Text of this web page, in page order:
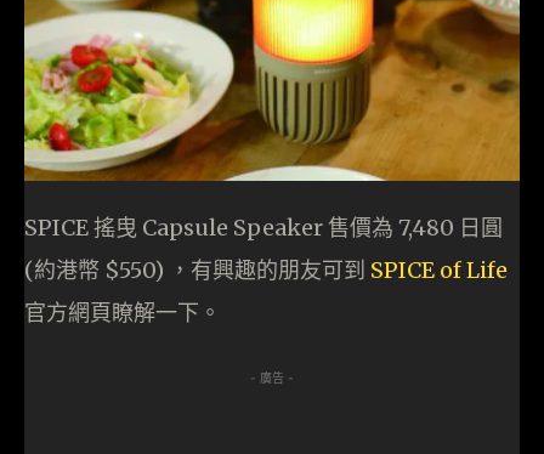
SPICE 搖曳 Capsule Speaker 售價為 7,480 日圓
(約港幣 $550) ，有興趣的朋友可到 SPICE of Life
官方網頁瞭解一下。
- 廣告 -